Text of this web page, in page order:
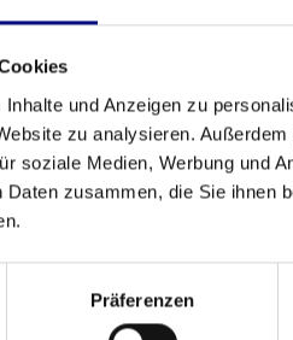
und Anzeigen zu
zu analysieren.
soziale Medien, Werbung und
zusammen, die Sie ihnen
Präferenzen